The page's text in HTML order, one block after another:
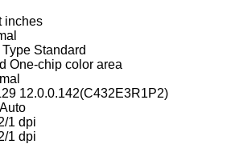
inches
Standard
One-chip color area
12.0.0.142(C432E3R1P2)
Auto
1 dpi
1 dpi